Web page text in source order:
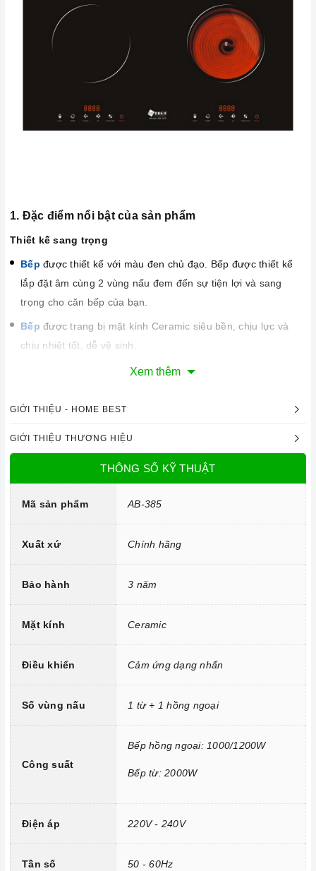
1. Đặc điểm nổi bật của sản phẩm
Thiết kế sang trọng
Bếp được thiết kế với màu đen chủ đạo. Bếp được thiết kế
lắp đặt âm cùng 2 vùng nấu đem đến sự tiện lợi và sang
trọng cho căn bếp của bạn.
Bếp được trang bị mặt kính Ceramic siêu bền, chịu lực và
chịu nhiệt tốt, dễ vệ sinh.
Công nghệ hiện đại
Mâm từ đường kính 22cm
Mâm nhiệt đường kính 14/22cm
Công nghệ INVERTER tiết kiệm điện năng.
Trang bị 9 dải công suất nấu.
Tính năng vượt trội
Chức năng Khóa trẻ em: Tránh trường hợp trẻ nghịch
Xem thêm
GIỚI THIỆU - HOME BEST
GIỚI THIỆU THƯƠNG HIỆU
THÔNG SỐ KỸ THUẬT
Mã sản phẩm AB-385
Xuất xứ Chính hãng
Bảo hành 3 năm
Mặt kính Ceramic
Điều khiển Cảm ứng dạng nhấn
Số vùng nấu 1 từ + 1 hồng ngoại
Công suất
Bếp hồng ngoại: 1000/1200W
Bếp từ: 2000W
Điện áp 220V - 240V
Tần số 50 - 60Hz